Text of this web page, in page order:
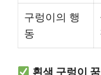
구렁이의 행
동
흰색 구렁이